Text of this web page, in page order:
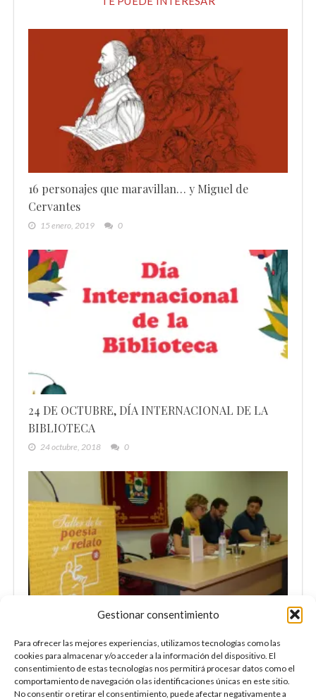
Gestionar consentimiento
Para ofrecer las mejores experiencias, utilizamos tecnologías como las
cookies para almacenar y/o acceder a la información del dispositivo. El
consentimiento de estas tecnologías nos permitirá procesar datos como el
comportamiento de navegación o las identificaciones únicas en este sitio.
No consentir o retirar el consentimiento, puede afectar negativamente a
16 personajes que maravillan… y Miguel de
Cervantes
15 enero, 2019 0
24 DE OCTUBRE, DÍA INTERNACIONAL DE LA
BIBLIOTECA
24 octubre, 2018 0
Llerena
26 octubre, 2018 0